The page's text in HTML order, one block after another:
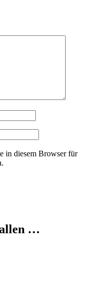
in diesem Browser für
…